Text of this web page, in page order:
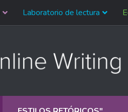
Laboratorio de lectura